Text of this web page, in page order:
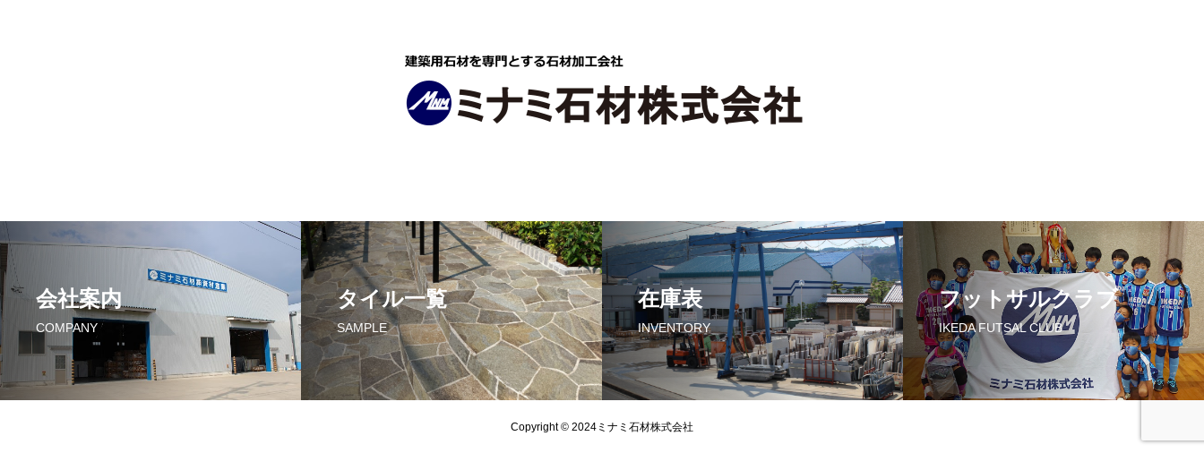
会社案内
COMPANY
タイル一覧
SAMPLE
在庫表
INVENTORY
フットサルクラブ
IKEDA FUTSAL CLUB
Copyright © 2024ミナミ石材株式会社